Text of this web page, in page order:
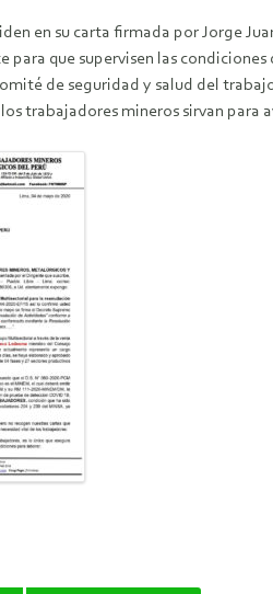
en su carta firmada por Jorge
para que supervisen las
de seguridad y salud del
trabajadores mineros sirvan